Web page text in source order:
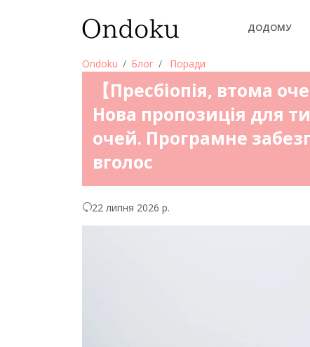
ДОДОМУ
Ondoku Блог Поради
【Пресбіопія, втома
Нова пропозиція для
очей. Програмне
вголос
22 липня 2026 р.